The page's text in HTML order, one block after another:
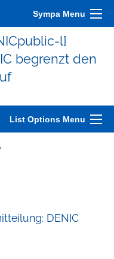
Sympa Menu
l]
begrenzt den
List Options Menu
DENIC